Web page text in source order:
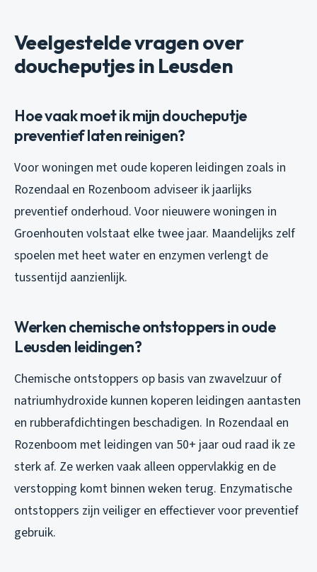
Veelgestelde vragen over
doucheputjes in Leusden
Hoe vaak moet ik mijn doucheputje
preventief laten reinigen?
Voor woningen met oude koperen leidingen zoals in
Rozendaal en Rozenboom adviseer ik jaarlijks
preventief onderhoud. Voor nieuwere woningen in
Groenhouten volstaat elke twee jaar. Maandelijks zelf
spoelen met heet water en enzymen verlengt de
tussentijd aanzienlijk.
Werken chemische ontstoppers in oude
Leusden leidingen?
Chemische ontstoppers op basis van zwavelzuur of
natriumhydroxide kunnen koperen leidingen aantasten
en rubberafdichtingen beschadigen. In Rozendaal en
Rozenboom met leidingen van 50+ jaar oud raad ik ze
sterk af. Ze werken vaak alleen oppervlakkig en de
verstopping komt binnen weken terug. Enzymatische
ontstoppers zijn veiliger en effectiever voor preventief
gebruik.